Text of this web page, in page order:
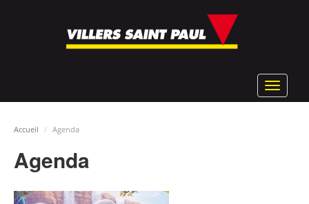
Toggle
Accueil Agenda
Agenda